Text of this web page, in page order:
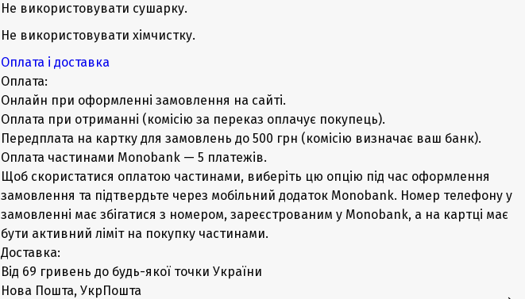
Не використовувати сушарку.
Не використовувати хімчистку.
Оплата і доставка
Оплата:
Онлайн при оформленні замовлення на сайті.
Оплата при отриманні (комісію за переказ оплачує покупець).
Передплата на картку для замовлень до 500 грн (комісію визначає ваш банк).
Оплата частинами Monobank — 5 платежів.
Щоб скористатися оплатою частинами, виберіть цю опцію під час оформлення
замовлення та підтвердьте через мобільний додаток Monobank. Номер телефону у
замовленні має збігатися з номером, зареєстрованим у Monobank, а на картці має
бути активний ліміт на покупку частинами.
Доставка:
Від 69 гривень до будь-якої точки України
Нова Пошта, УкрПошта